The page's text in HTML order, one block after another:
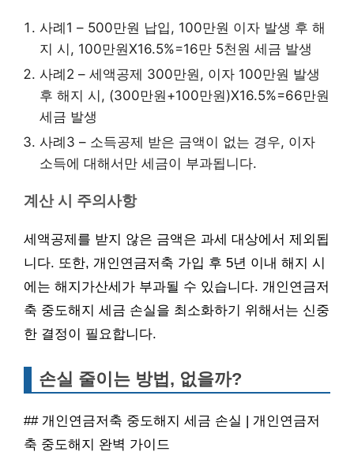
사례1 – 500만원 납입, 100만원 이자 발생 후 해
지 시, 100만원X16.5%=16만 5천원 세금 발생
사례2 – 세액공제 300만원, 이자 100만원 발생
후 해지 시, (300만원+100만원)X16.5%=66만원
세금 발생
사례3 – 소득공제 받은 금액이 없는 경우, 이자
소득에 대해서만 세금이 부과됩니다.
계산 시 주의사항
세액공제를 받지 않은 금액은 과세 대상에서 제외됩
니다. 또한, 개인연금저축 가입 후 5년 이내 해지 시
에는 해지가산세가 부과될 수 있습니다. 개인연금저
축 중도해지 세금 손실을 최소화하기 위해서는 신중
한 결정이 필요합니다.
손실 줄이는 방법, 없을까?
## 개인연금저축 중도해지 세금 손실 | 개인연금저
축 중도해지 완벽 가이드